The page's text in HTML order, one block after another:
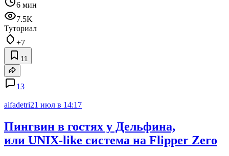
6 мин
7.5K
Туториал
+7
11
13
aifadetri21 июл в 14:17
Пингвин в гостях у Дельфина,
или UNIX‑like система на Flipper Zero